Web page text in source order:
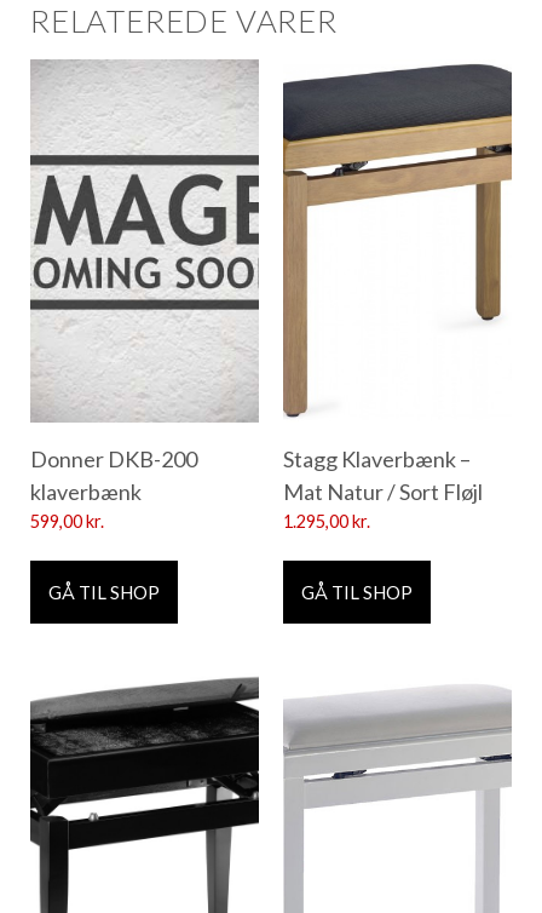
RELATEREDE VARER
Donner DKB-200
klaverbænk
599,00kr.
GÅ TIL SHOP
Stagg Klaverbænk –
Mat Natur / Sort Fløjl
1.295,00kr.
GÅ TIL SHOP